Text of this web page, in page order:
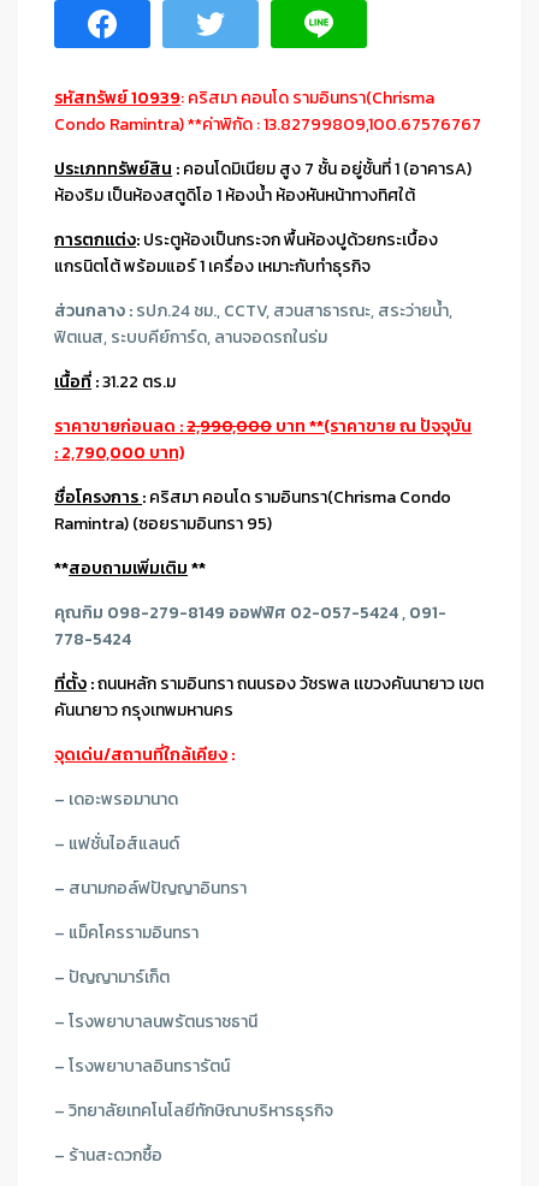
รหัสทรัพย์ 10939: คริสมา คอนโด รามอินทรา(Chrisma
Condo Ramintra) **ค่าพิกัด : 13.82799809,100.67576767
ประเภททรัพย์สิน :คอนโดมิเนียม สูง 7 ชั้น อยู่ชั้นที่ 1 (อาคารA)
ห้องริม เป็นห้องสตูดิโอ 1 ห้องน้ำ ห้องหันหน้าทางทิศใต้
การตกแต่ง:ประตูห้องเป็นกระจก พื้นห้องปูด้วยกระเบื้อง
แกรนิตโต้ พร้อมแอร์ 1 เครื่อง เหมาะกับทำธุรกิจ
ส่วนกลาง :รปภ.24 ชม., CCTV, สวนสาธารณะ, สระว่ายน้ำ,
ฟิตเนส, ระบบคีย์การ์ด, ลานจอดรถในร่ม
เนื้อที่:31.22 ตร.ม
ราคาขายก่อนลด :2,990,000บาท **(ราคาขาย ณ ปัจจุบัน
: 2,790,000 บาท)
ชื่อโครงการ:คริสมา คอนโด รามอินทรา(Chrisma Condo
Ramintra) (ซอยรามอินทรา 95)
**สอบถามเพิ่มเติม**
คุณกิม 098-279-8149 ออฟฟิศ 02-057-5424 , 091-
778-5424
ที่ตั้ง:ถนนหลัก รามอินทรา ถนนรอง วัชรพล เเขวงคันนายาว เขต
คันนายาว กรุงเทพมหานคร
จุดเด่น/สถานที่ใกล้เคียง:
– เดอะพรอมานาด
– แฟชั่นไอส์แลนด์
– สนามกอล์ฟปัญญาอินทรา
– แม็คโครรามอินทรา
– ปัญญามาร์เก็ต
– โรงพยาบาลนพรัตนราชธานี
– โรงพยาบาลอินทรารัตน์
– วิทยาลัยเทคโนโลยีทักษิณาบริหารธุรกิจ
– ร้านสะดวกซื้อ